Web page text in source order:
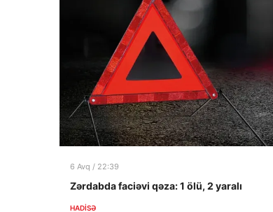
6 Avq / 22:39
Zərdabda faciəvi qəza: 1 ölü, 2 yaralı
HADISƏ